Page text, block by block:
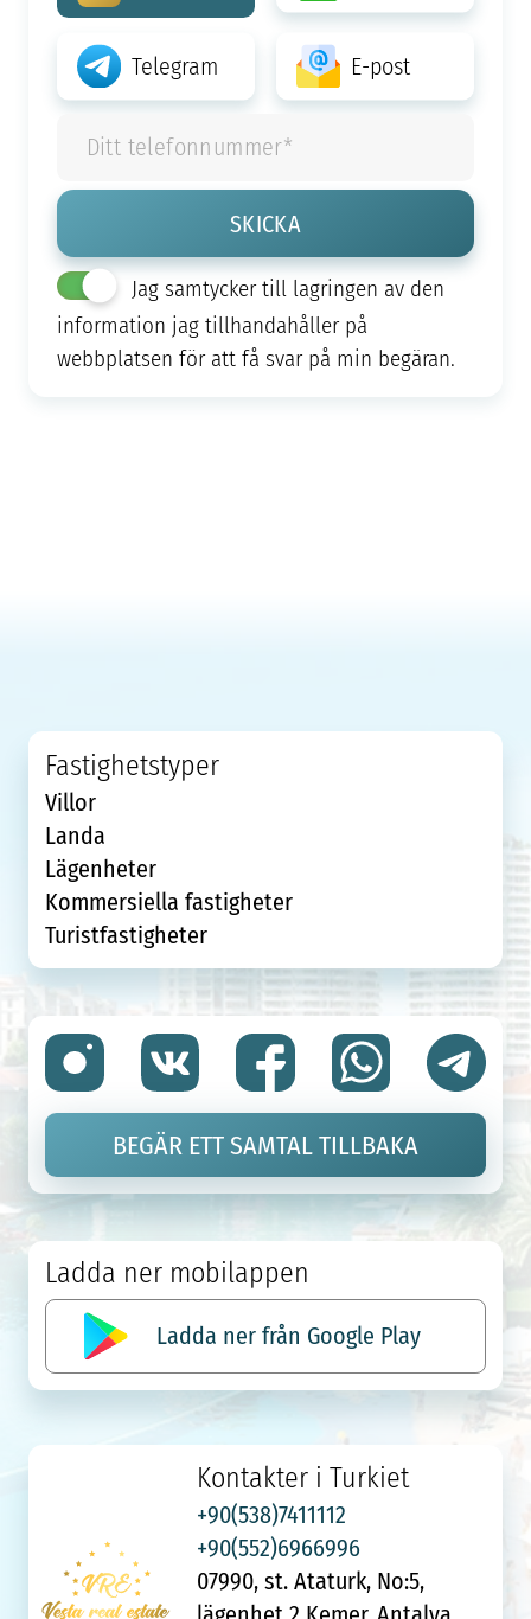
Telegram E-post
Jag samtycker till lagringen av den
information jag tillhandahåller på
webbplatsen för att få svar på min begäran.
Kontakter i Turkiet
+90(538)7411112
+90(552)6966996
07990, st. Ataturk, No:5,
Ladda ner mobilappen
Ladda ner från Google Play
Fastighetstyper
Villor
Landa
Lägenheter
Kommersiella fastigheter
Turistfastigheter
BEGÄR ETT SAMTAL TILLBAKA